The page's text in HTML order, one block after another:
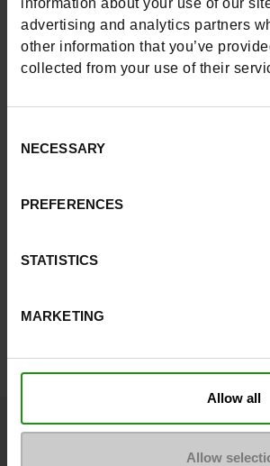
information about your use of our
advertising and analytics partners
other information that you’ve
collected from your use of their
Selection
NECESSARY
PREFERENCES
STATISTICS
MARKETING
Allow all
Allow
Michael Kors,glamour moderne
décontraction !
Questions ?
Contacter le service client